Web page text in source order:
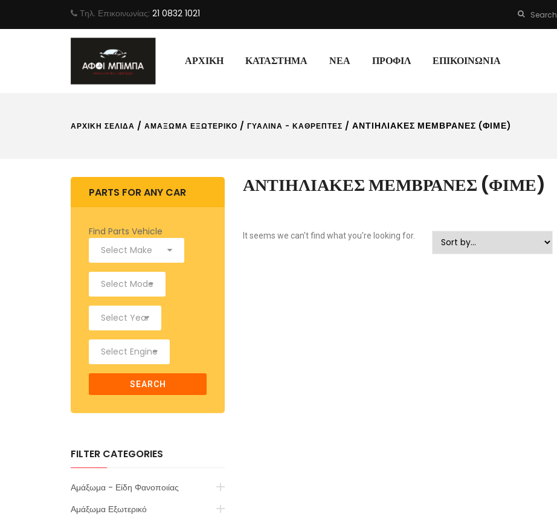
Τηλ. Επικοινωνίας: 21 0832 1021 Search
ΑΡΧΙΚΉ ΚΑΤΆΣΤΗΜΑ ΝΈΑ ΠΡΟΦΊΛ ΕΠΙΚΟΙΝΩΝΊΑ
ΑΡΧΙΚΉ ΣΕΛΊΔΑ / ΑΜΆΞΩΜΑ ΕΞΩΤΕΡΙΚΌ / ΓΥΆΛΙΝΑ - ΚΑΘΡΈΠΤΕΣ / ΑΝΤΙΗΛΙΑΚΈΣ ΜΕΜΒΡΆΝΕΣ (ΦΙΜΈ)
PARTS FOR ANY CAR
Find Parts Vehicle
SEARCH
FILTER CATEGORIES
Αμάξωμα - Είδη Φανοποιίας
Αμάξωμα Εξωτερικό
ΑΝΤΙΗΛΙΑΚΈΣ ΜΕΜΒΡΆΝΕΣ (ΦΙΜΈ)
It seems we can't find what you're looking for.